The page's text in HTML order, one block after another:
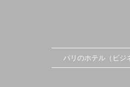
パリのホテル（ビジ